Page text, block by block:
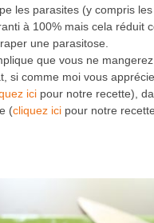
les parasites (y compris
à 100% mais cela réduit
une parasitose.
que vous ne
si comme moi vous
ici pour notre recette),
(cliquez ici pour notre